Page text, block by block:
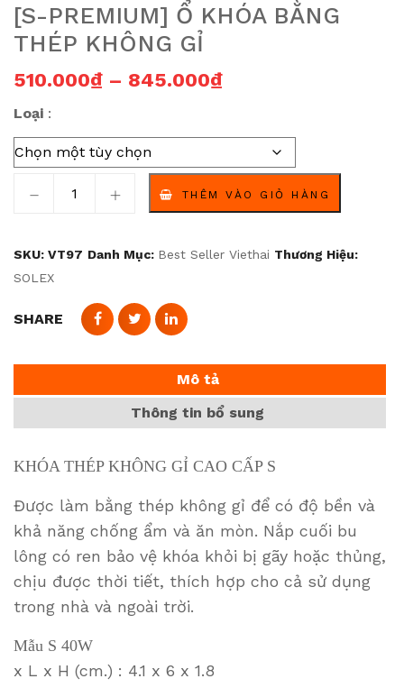
[S-PREMIUM] Ổ KHÓA BẰNG
THÉP KHÔNG GỈ
510.000₫ – 845.000₫Khoảng giá: từ
Loại
THÊM VÀO GIỎ HÀNG
SKU: VT97 Danh Mục: Best Seller Viethai Thương Hiệu:
SOLEX
SHARE
Mô tả
Thông tin bổ sung
KHÓA THÉP KHÔNG GỈ CAO CẤP S
Được làm bằng thép không gỉ để có độ bền và
khả năng chống ẩm và ăn mòn. Nắp cuối bu
lông có ren bảo vệ khóa khỏi bị gãy hoặc thủng,
chịu được thời tiết, thích hợp cho cả sử dụng
trong nhà và ngoài trời.
Mẫu S 40W
x L x H (cm.) : 4.1 x 6 x 1.8